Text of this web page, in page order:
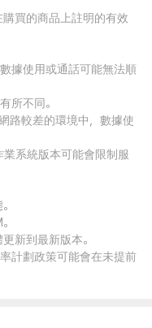
買的商品上註明的有效
據使用或通話可能無法順
所不同。
路較差的環境中，數據使
業系統版本可能會限制服
新到最新版本。
計劃政策可能會在未提前